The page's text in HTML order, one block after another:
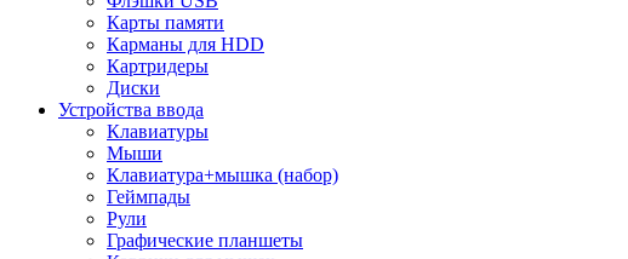
Карты памяти
Карманы для HDD
Картридеры
Диски
Устройства ввода
Клавиатуры
Мыши
Клавиатура+мышка (набор)
Геймпады
Рули
Графические планшеты